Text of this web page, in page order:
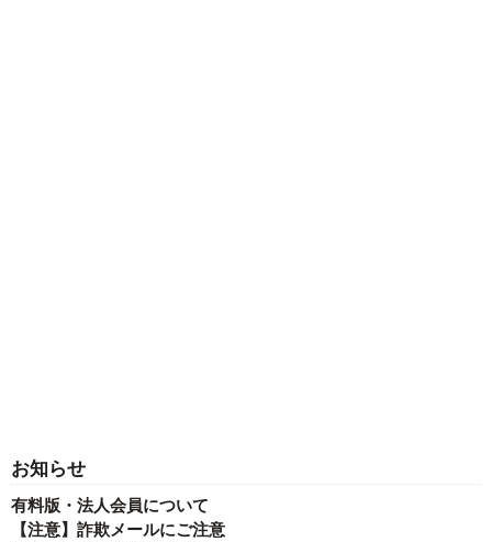
お知らせ
有料版・法人会員について
【注意】詐欺メールにご注意